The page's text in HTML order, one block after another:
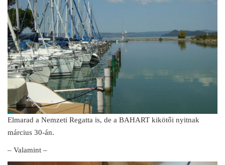
Elmarad a Nemzeti Regatta is, de a BAHART kikötői nyitnak
március 30-án.
– Valamint –